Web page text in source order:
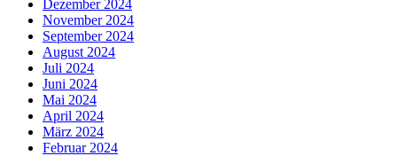
Dezember 2024
November 2024
September 2024
August 2024
Juli 2024
Juni 2024
Mai 2024
April 2024
März 2024
Februar 2024